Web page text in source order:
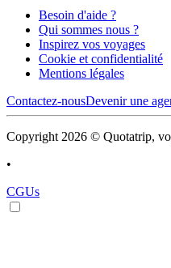
Besoin d'aide ?
Qui sommes nous ?
Inspirez vos voyages
Cookie et confidentialité
Mentions légales
Contactez-nousDevenir une
Copyright 2026 © Quotatrip,
•
CGUs